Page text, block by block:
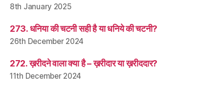
8th January 2025
273. धनिया की चटनी सही है या धनिये की चटनी?
26th December 2024
272. ख़रीदने वाला क्या है – ख़रीदार या ख़रीददार?
11th December 2024